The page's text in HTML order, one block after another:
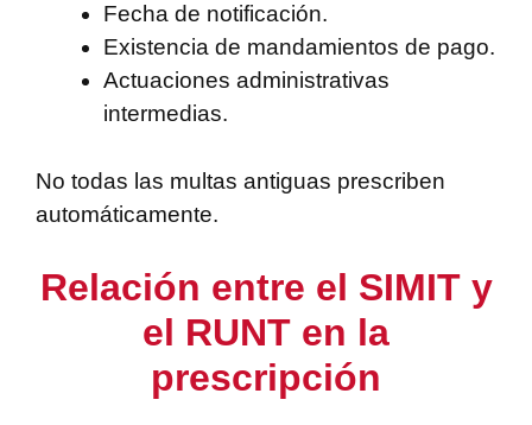
Fecha de notificación.
Existencia de mandamientos de pago.
Actuaciones administrativas
intermedias.
No todas las multas antiguas prescriben
automáticamente.
Relación entre el SIMIT y
el RUNT en la
prescripción